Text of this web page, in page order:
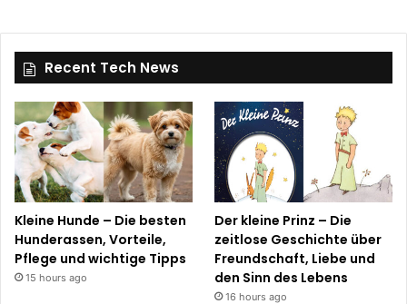
Recent Tech News
Kleine Hunde – Die besten
Hunderassen, Vorteile,
Pflege und wichtige Tipps
15 hours ago
Der kleine Prinz – Die
zeitlose Geschichte über
Freundschaft, Liebe und
den Sinn des Lebens
16 hours ago